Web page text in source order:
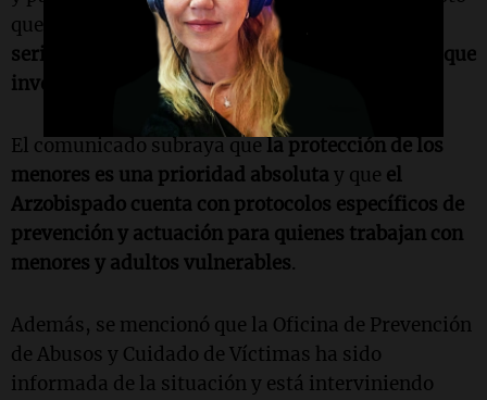
que en todas sus instituciones
seriedad y responsabilidad cualquier denuncia que
involucre a niños, niñas y adolescentes
El comunicado subraya que la protección de los
menores es una prioridad absoluta y que el
Arzobispado cuenta con protocolos específicos de
prevención y actuación para quienes trabajan con
menores y adultos vulnerables.
Además, se mencionó que la Oficina de Prevención
de Abusos y Cuidado de Víctimas ha sido
informada de la situación y está interviniendo